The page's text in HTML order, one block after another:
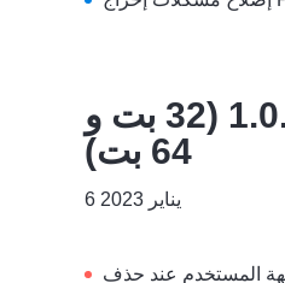
الإصدار 1.0.26 (32 بت و
64 بت)
6 يناير 2023